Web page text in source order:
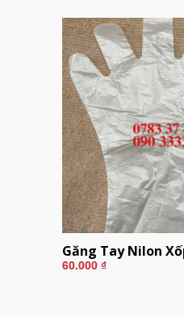
Găng Tay Nilon
60.000 ₫